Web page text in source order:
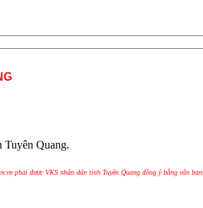
Tuyên Quang.
phải được VKS nhân dân tỉnh Tuyên Quang đồng ý bằng văn bản.